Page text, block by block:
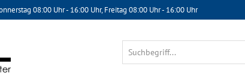
08:00 Uhr - 16:00 Uhr, Freitag 08:00 Uhr - 16:00 Uhr